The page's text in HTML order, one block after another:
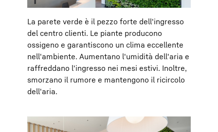
La parete verde è il pezzo forte dell'ingresso
del centro clienti. Le piante producono
ossigeno e garantiscono un clima eccellente
nell'ambiente. Aumentano l'umidità dell'aria e
raffreddano l'ingresso nei mesi estivi. Inoltre,
smorzano il rumore e mantengono il ricircolo
dell'aria.